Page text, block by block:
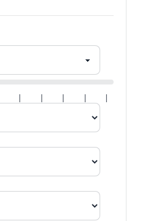
| | | | |